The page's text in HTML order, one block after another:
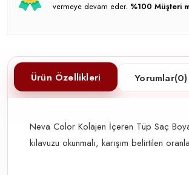
vermeye devam eder. %100 Müşteri
Ürün Özellikleri Yorumlar(0)
Neva Color Kolajen İçeren Tüp Saç
kılavuzu okunmalı, karışım belirtilen